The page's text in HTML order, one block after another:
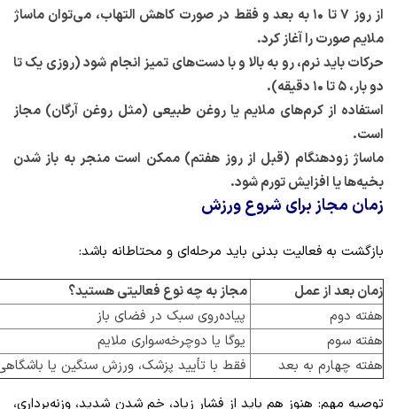
از روز ۷ تا ۱۰ به بعد و فقط در صورت کاهش التهاب، می‌توان ماساژ
ملایم صورت را آغاز کرد.
حرکات باید نرم، رو به بالا و با دست‌های تمیز انجام شود (روزی یک تا
دو بار، ۵ تا ۱۰ دقیقه).
استفاده از کرم‌های ملایم یا روغن طبیعی (مثل روغن آرگان) مجاز
است.
ماساژ زودهنگام (قبل از روز هفتم) ممکن است منجر به باز شدن
بخیه‌ها یا افزایش تورم شود.
زمان مجاز برای شروع ورزش
بازگشت به فعالیت بدنی باید مرحله‌ای و محتاطانه باشد:
زمان بعد از عمل
مجاز به چه نوع فعالیتی هستید؟
هفته دوم
پیاده‌روی سبک در فضای باز
هفته سوم
یوگا یا دوچرخه‌سواری ملایم
هفته چهارم به بعد
فقط با تأیید پزشک، ورزش سنگین یا
توصیه مهم: هنوز هم باید از فشار زیاد، خم شدن شدید، وزنه‌برداری،